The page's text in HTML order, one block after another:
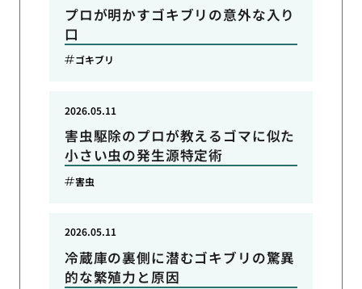
プロが明かすゴキブリの意外な入り
口
ゴキブリ
害虫駆除のプロが教えるゴマに似た
小さい虫の発生源特定術
2026.05.11
害虫
冷蔵庫の裏側に潜むゴキブリの驚異
的な繁殖力と原因
2026.05.11